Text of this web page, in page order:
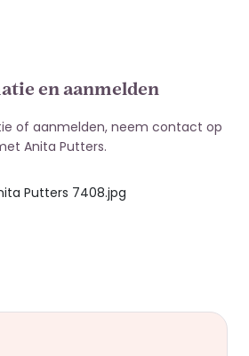
en aanmelden
of aanmelden, neem contact op
Anita Putters.